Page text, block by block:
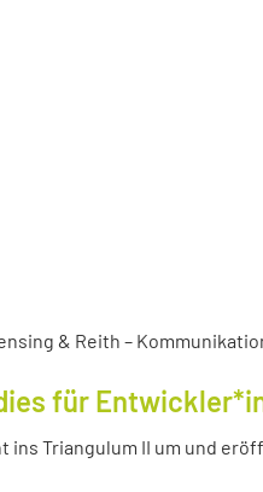
& Reith –
für
ins Triangulum II um und